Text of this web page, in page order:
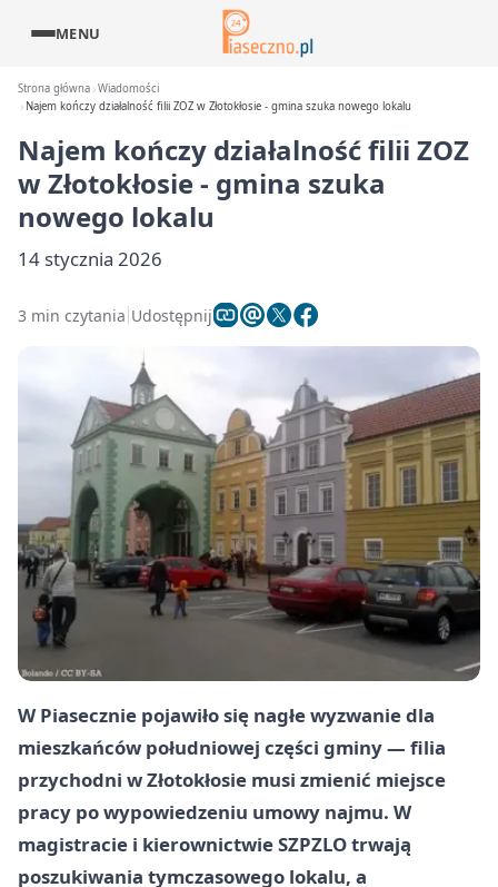
MENU
Strona główna Wiadomości
Najem kończy działalność filii ZOZ w Złotokłosie - gmina szuka nowego lokalu
Najem kończy działalność filii ZOZ
w Złotokłosie - gmina szuka
nowego lokalu
14 stycznia 2026
3 min czytania Udostępnij
W Piasecznie pojawiło się nagłe wyzwanie dla
mieszkańców południowej części gminy — filia
przychodni w Złotokłosie musi zmienić miejsce
pracy po wypowiedzeniu umowy najmu. W
magistracie i kierownictwie SZPZLO trwają
poszukiwania tymczasowego lokalu, a